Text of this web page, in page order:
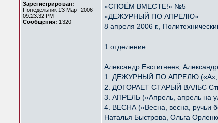
Зарегистрирован:
Понедельник 13 Март 2006
09:23:32 PM
Сообщения: 1320
«СПОЁМ ВМЕСТЕ!» №5
«ДЕЖУРНЫЙ ПО АПРЕЛЮ»
8 апреля 2006 г.,
1 отделение
Александр Евстигнеев,
1. ДЕЖУРНЫЙ ПО АПРЕЛЮ («Ах,
2. ДОГОРАЕТ СТАРЫЙ ВАЛЬС
3. АПРЕЛЬ («Апрель, апрель на
4. ВЕСНА («Весна, весна, ручьи
Наталья Быстрова, Ольга